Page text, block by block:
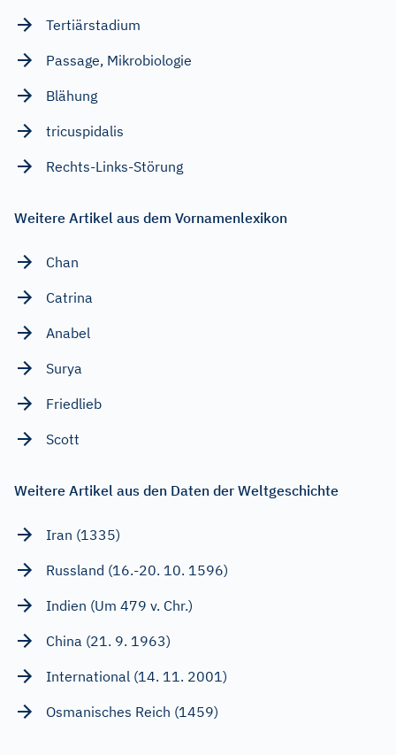
Tertiärstadium
Passage, Mikrobiologie
Blähung
tricuspidalis
Rechts-Links-Störung
Weitere Artikel aus dem Vornamenlexikon
Chan
Catrina
Anabel
Surya
Friedlieb
Scott
Weitere Artikel aus den Daten der Weltgeschichte
Iran (1335)
Russland (16.-20. 10. 1596)
Indien (Um 479 v. Chr.)
China (21. 9. 1963)
International (14. 11. 2001)
Osmanisches Reich (1459)